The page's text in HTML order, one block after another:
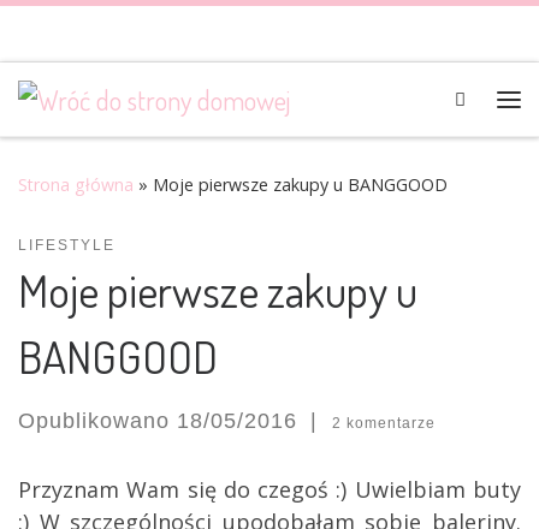
Search
Strona główna » Moje pierwsze zakupy u BANGGOOD
LIFESTYLE
Moje pierwsze zakupy u
BANGGOOD
Opublikowano 18/05/2016 | 2 komentarze
Przyznam Wam się do czegoś :) Uwielbiam buty
:) W szczególności upodobałam sobie baleriny.